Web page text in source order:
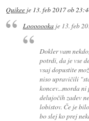
Quikee je 13. feb 2017 ob
Looooookaje 13. feb
Dokler vam
potrdi, da je vse
vsaj dopustite
niso upravičili
koncev...morda
delujočih zadev
lobistov. Če je
bo slej ko prej